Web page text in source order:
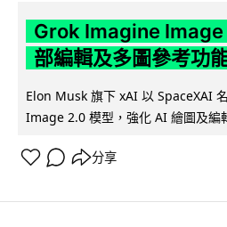
Grok Imagine Image
部編輯及多圖參考功
Elon Musk 旗下 xAI 以 SpaceXAI
Image 2.0 模型，強化 AI 繪圖及編
分享